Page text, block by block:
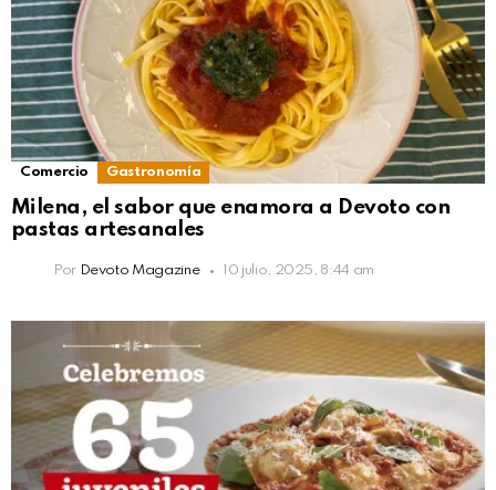
Comercio Gastronomía
Milena, el sabor que enamora a Devoto con
pastas artesanales
Por Devoto Magazine 10 julio, 2025, 8:44 am